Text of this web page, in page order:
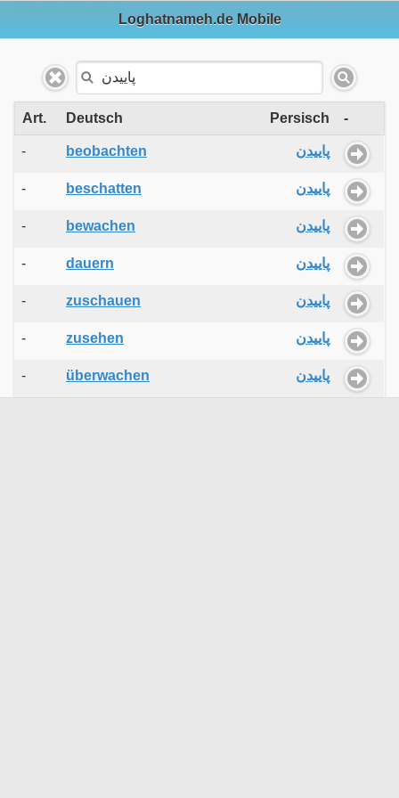
Loghatnameh.de Mobile
Art. Deutsch Persisch -
- beobachten پاییدن
- beschatten پاییدن
- bewachen پاییدن
- dauern پاییدن
- zuschauen پاییدن
- zusehen پاییدن
- überwachen پاییدن